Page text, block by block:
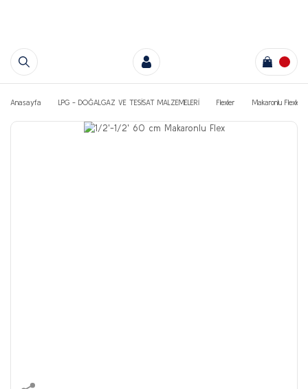
Anasayfa LPG - DOĞALGAZ VE TESİSAT MALZEMELERİ Flexler Makaronlu Flexler